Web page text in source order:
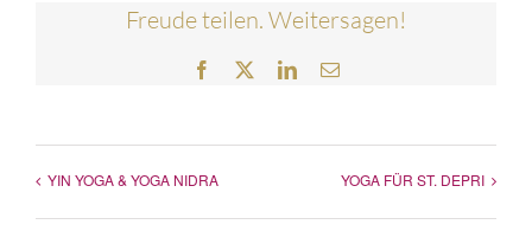
Freude teilen. Weitersagen!
Facebook
TwitterLinkedIn
E-
YIN YOGA & YOGA NIDRA YOGA FÜR ST. DEPRI